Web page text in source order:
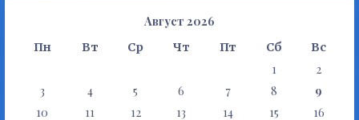
Август 2026
Пн Вт Ср Чт Пт Сб Вс
1
2
3
4 5 6 7 8
9
10
11 12 13 14 15 16